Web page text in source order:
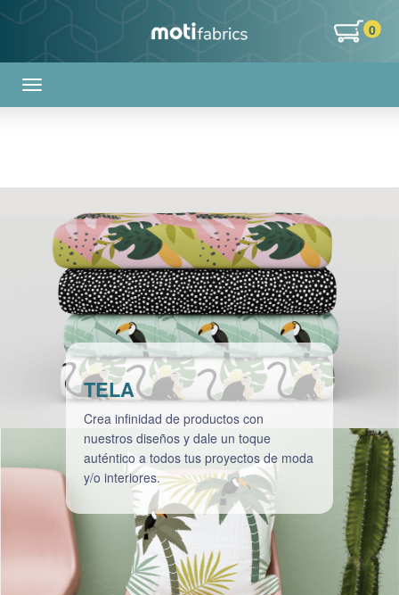
0
TELA
Crea infinidad de productos con
nuestros diseños y dale un toque
auténtico a todos tus proyectos de moda
y/o interiores.